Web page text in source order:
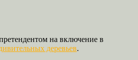
на включение в
деревьев.